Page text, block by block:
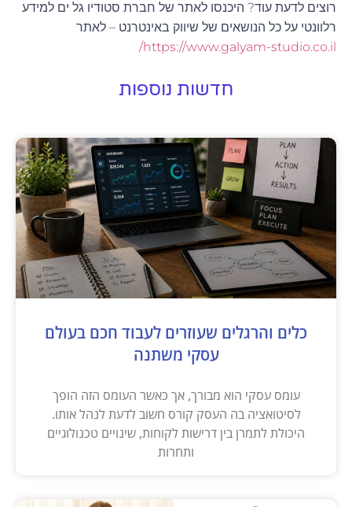
רוצים לדעת עוד? היכנסו לאתר של חברת סטודיו גל ים למידע
רלוונטי על כל הנושאים של שיווק באינטרנט – לאתר
https://www.galyam-studio.co.il/
חדשות נוספות
כלים והרגלים שעוזרים לעבוד חכם בעולם
עסקי משתנה
עומס עסקי הוא מבורך, אך כאשר העומס הזה הופך
לסיטואציה בה העסק קורס חשוב לדעת לנהל אותו.
היכולת לתמרן בין דרישות לקוחות, שינויים טכנולוגיים
ותחרות